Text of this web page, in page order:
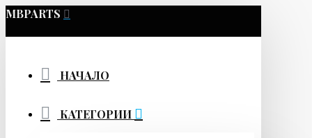
MBPARTS
НАЧАЛО
КАТЕГОРИИ